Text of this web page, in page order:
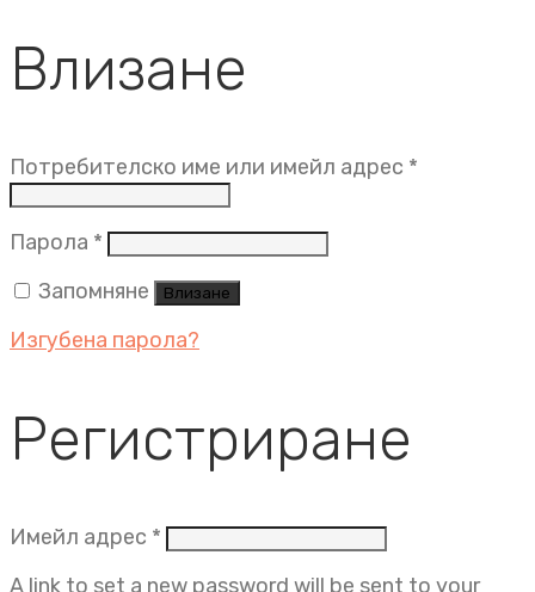
Влизане
Потребителско име или имейл адрес *
Парола * Задължително
Запомняне
Влизане
Изгубена парола?
Регистриране
Имейл адрес * Задължително
A link to set a new password will be sent to your